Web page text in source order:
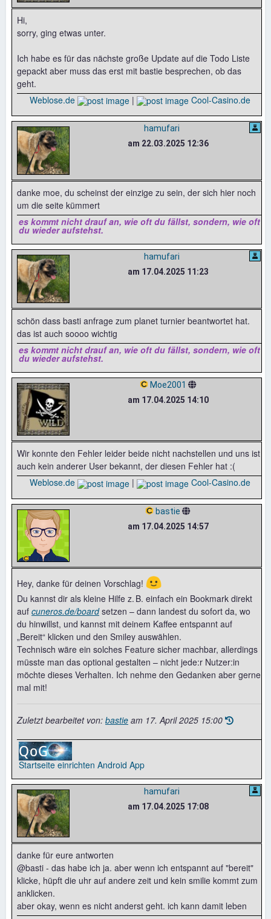
Hi,
sorry, ging etwas unter.
Ich habe es für das nächste große Update auf die Todo Liste
gepackt aber muss das erst mit bastie besprechen, ob das
geht.
Weblose.de
| Cool-Casino.de
hamufari
am 22.03.2025 12:36
danke moe, du scheinst der einzige zu sein, der sich hier noch
um die seite kümmert
es kommt nicht drauf an, wie oft du fällst, sondern, wie oft
du wieder aufstehst.
hamufari
am 17.04.2025 11:23
schön dass basti anfrage zum planet turnier beantwortet hat.
das ist auch soooo wichtig
es kommt nicht drauf an, wie oft du fällst, sondern, wie oft
du wieder aufstehst.
Moe2001
am 17.04.2025 14:10
Wir konnte den Fehler leider beide nicht nachstellen und uns ist
auch kein anderer User bekannt, der diesen Fehler hat :(
Weblose.de
| Cool-Casino.de
bastie
am 17.04.2025 14:57
Hey, danke für deinen Vorschlag! 🙂
Du kannst dir als kleine Hilfe z. B. einfach ein Bookmark direkt
auf cuneros.de/boardsetzen – dann landest du sofort da, wo
du hinwillst, und kannst mit deinem Kaffee entspannt auf
„Bereit“ klicken und den Smiley auswählen.
Technisch wäre ein solches Feature sicher machbar, allerdings
müsste man das optional gestalten – nicht jede:r Nutzer:in
möchte dieses Verhalten. Ich nehme den Gedanken aber gerne
mal mit!
Zuletzt bearbeitet von: bastie am 17. April 2025 15:00
Startseite einrichten Android App
hamufari
am 17.04.2025 17:08
danke für eure antworten
@basti - das habe ich ja. aber wenn ich entspannt auf "bereit"
klicke, hüpft die uhr auf andere zeit und kein smilie kommt zum
anklicken.
aber okay, wenn es nicht anderst geht. ich kann damit leben